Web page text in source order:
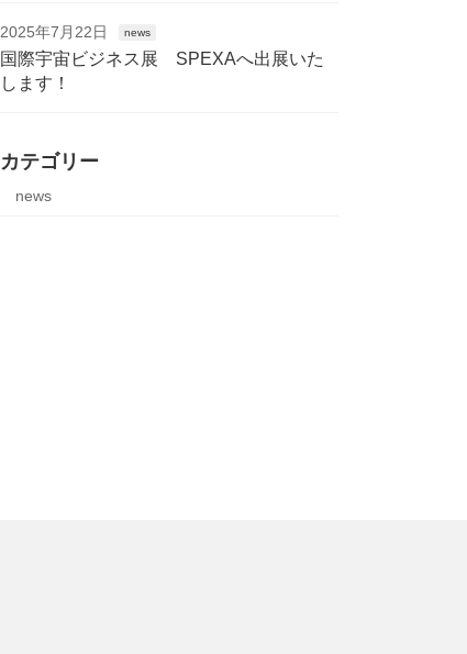
2025年7月22日 news
国際宇宙ビジネス展 SPEXAへ出展いた
します！
カテゴリー
news